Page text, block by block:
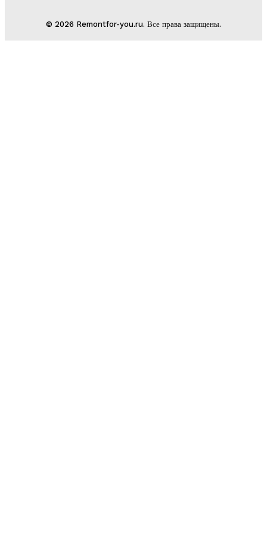
© 2026 Remontfor-you.ru. Все права защищены.